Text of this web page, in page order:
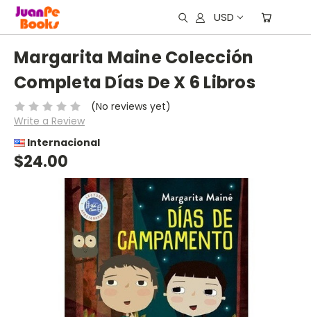
USD
Margarita Maine Colección
Completa Días De X 6 Libros
(No reviews yet)
Write a Review
Internacional
$24.00